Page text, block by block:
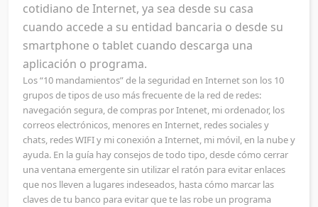
cotidiano de Internet, ya sea desde su casa
cuando accede a su entidad bancaria o desde su
smartphone o tablet cuando descarga una
aplicación o programa.
Los “10 mandamientos” de la seguridad en Internet son los 10
grupos de tipos de uso más frecuente de la red de redes:
navegación segura, de compras por Intenet, mi ordenador, los
correos electrónicos, menores en Internet, redes sociales y
chats, redes WIFI y mi conexión a Internet, mi móvil, en la nube y
ayuda. En la guía hay consejos de todo tipo, desde cómo cerrar
una ventana emergente sin utilizar el ratón para evitar enlaces
que nos lleven a lugares indeseados, hasta cómo marcar las
claves de tu banco para evitar que te las robe un programa